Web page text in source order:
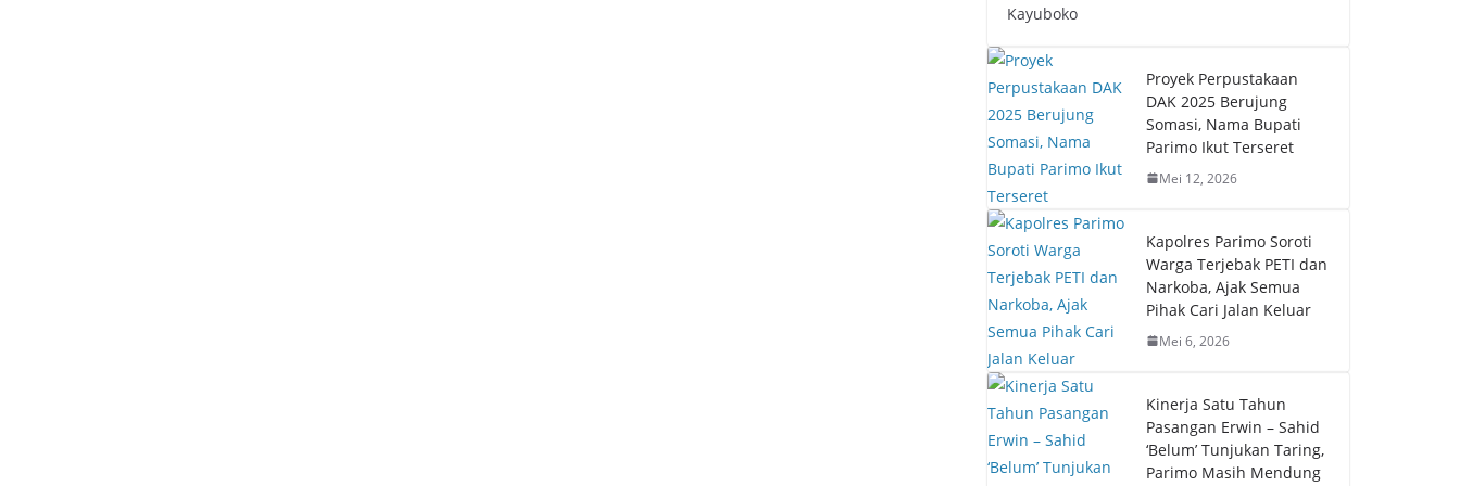
Kayuboko
Proyek Perpustakaan
DAK 2025 Berujung
Somasi, Nama Bupati
Parimo Ikut Terseret
Mei 12, 2026
Kapolres Parimo Soroti
Warga Terjebak PETI dan
Narkoba, Ajak Semua
Pihak Cari Jalan Keluar
Mei 6, 2026
Kinerja Satu Tahun
Pasangan Erwin – Sahid
‘Belum’ Tunjukan Taring,
Parimo Masih Mendung